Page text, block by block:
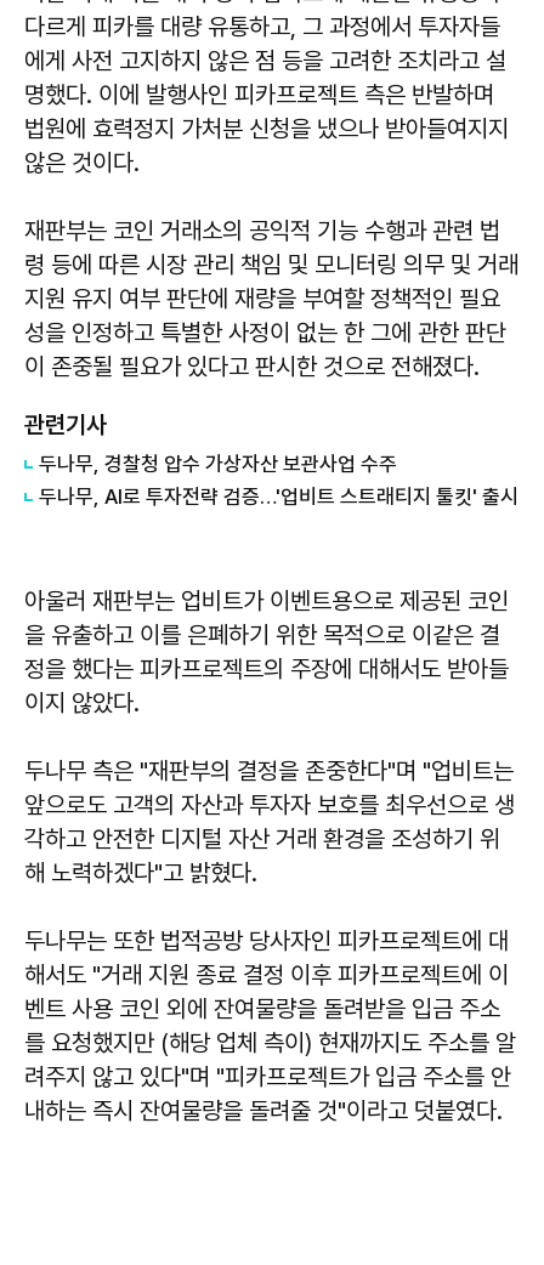
다르게 피카를 대량 유통하고, 그 과정에서 투자자들
에게 사전 고지하지 않은 점 등을 고려한 조치라고 설
명했다. 이에 발행사인 피카프로젝트 측은 반발하며
법원에 효력정지 가처분 신청을 냈으나 받아들여지지
않은 것이다.
재판부는 코인 거래소의 공익적 기능 수행과 관련 법
령 등에 따른 시장 관리 책임 및 모니터링 의무 및 거래
지원 유지 여부 판단에 재량을 부여할 정책적인 필요
성을 인정하고 특별한 사정이 없는 한 그에 관한 판단
이 존중될 필요가 있다고 판시한 것으로 전해졌다.
관련기사
두나무, 경찰청 압수 가상자산 보관사업 수주
두나무, AI로 투자전략 검증…'업비트 스트래티지 툴킷' 출시
아울러 재판부는 업비트가 이벤트용으로 제공된 코인
을 유출하고 이를 은폐하기 위한 목적으로 이같은 결
정을 했다는 피카프로젝트의 주장에 대해서도 받아들
이지 않았다.
두나무 측은 "재판부의 결정을 존중한다"며 "업비트는
앞으로도 고객의 자산과 투자자 보호를 최우선으로 생
각하고 안전한 디지털 자산 거래 환경을 조성하기 위
해 노력하겠다"고 밝혔다.
두나무는 또한 법적공방 당사자인 피카프로젝트에 대
해서도 "거래 지원 종료 결정 이후 피카프로젝트에 이
벤트 사용 코인 외에 잔여물량을 돌려받을 입금 주소
를 요청했지만 (해당 업체 측이) 현재까지도 주소를 알
려주지 않고 있다"며 "피카프로젝트가 입금 주소를 안
내하는 즉시 잔여물량을 돌려줄 것"이라고 덧붙였다.